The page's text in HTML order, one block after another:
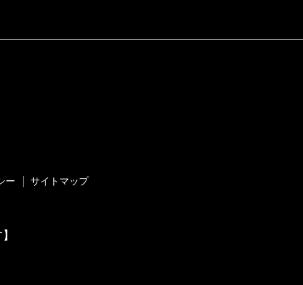
ー サイトマップ